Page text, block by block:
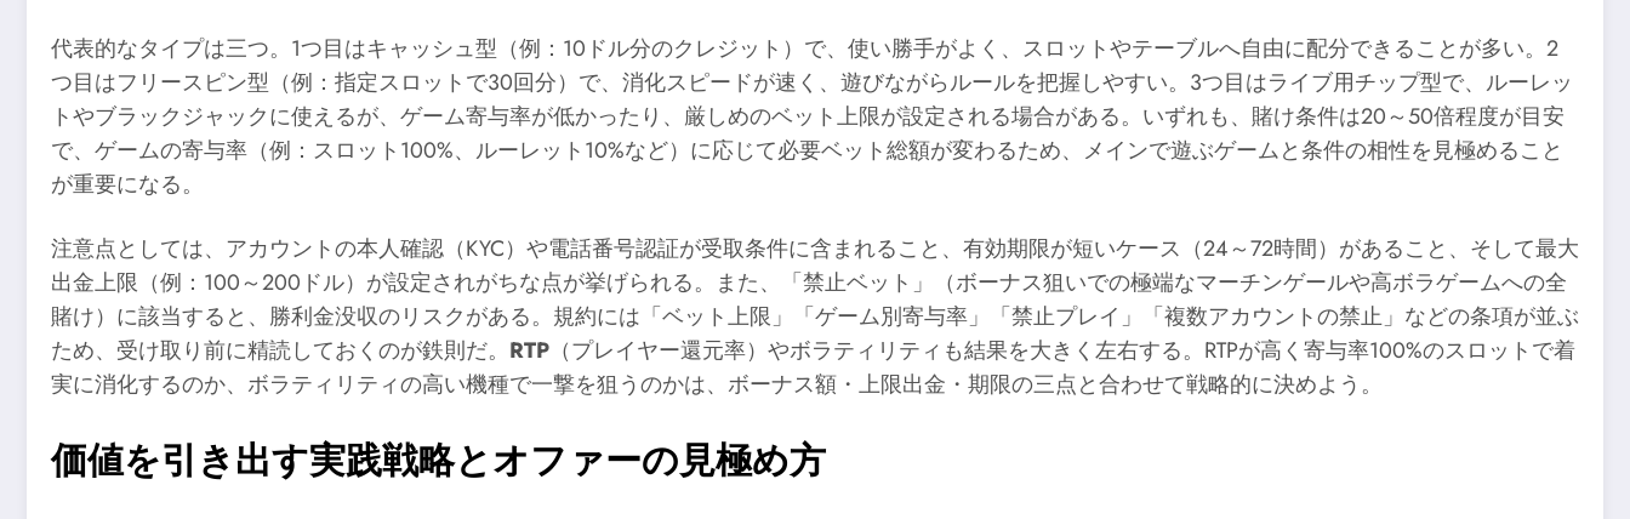
代表的なタイプは三つ。1つ目はキャッシュ型（例：10ドル分のクレジット）で、使い勝手がよく、スロットやテーブルへ自由に配分できることが多い。2
つ目はフリースピン型（例：指定スロットで30回分）で、消化スピードが速く、遊びながらルールを把握しやすい。3つ目はライブ用チップ型で、ルーレッ
トやブラックジャックに使えるが、ゲーム寄与率が低かったり、厳しめのベット上限が設定される場合がある。いずれも、賭け条件は20～50倍程度が目安
で、ゲームの寄与率（例：スロット100%、ルーレット10%など）に応じて必要ベット総額が変わるため、メインで遊ぶゲームと条件の相性を見極めること
が重要になる。
注意点としては、アカウントの本人確認（KYC）や電話番号認証が受取条件に含まれること、有効期限が短いケース（24～72時間）があること、そして最大
出金上限（例：100～200ドル）が設定されがちな点が挙げられる。また、「禁止ベット」（ボーナス狙いでの極端なマーチンゲールや高ボラゲームへの全
賭け）に該当すると、勝利金没収のリスクがある。規約には「ベット上限」「ゲーム別寄与率」「禁止プレイ」「複数アカウントの禁止」などの条項が並ぶ
ため、受け取り前に精読しておくのが鉄則だ。 RTP （プレイヤー還元率）やボラティリティも結果を大きく左右する。RTPが高く寄与率100%のスロットで着
実に消化するのか、ボラティリティの高い機種で一撃を狙うのかは、ボーナス額・上限出金・期限の三点と合わせて戦略的に決めよう。
価値を引き出す実践戦略とオファーの見極め方